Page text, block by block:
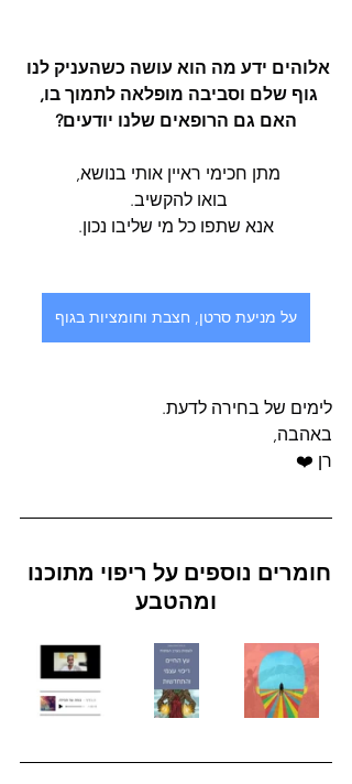
אלוהים ידע מה הוא עושה כשהעניק לנו
גוף שלם וסביבה מופלאה לתמוך בו,
האם גם הרופאים שלנו יודעים?
מתן חכימי ראיין אותי בנושא,
בואו להקשיב.
אנא שתפו כל מי שליבו נכון.
על מניעת סרטן, חצבת וחומציות בגוף
לימים של בחירה לדעת.
באהבה,
רן ❤️
חומרים נוספים על ריפוי מתוכנו
ומהטבע